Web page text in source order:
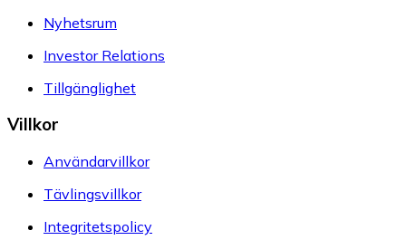
Nyhetsrum
Investor Relations
Tillgänglighet
Villkor
Användarvillkor
Tävlingsvillkor
Integritetspolicy